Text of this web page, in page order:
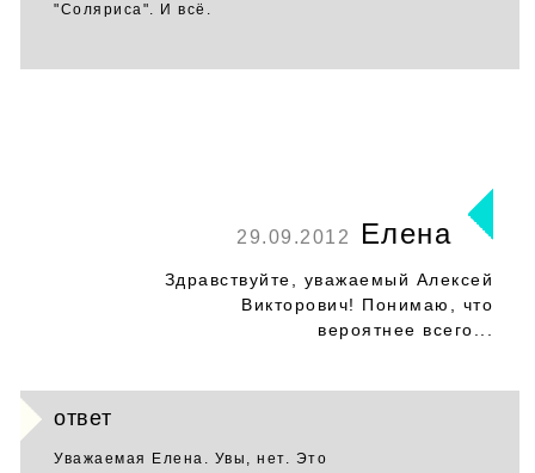
"Соляриса". И всё.
29.09.2012 Елена
Здравствуйте, уважаемый Алексей
Викторович! Понимаю, что
вероятнее всего...
ответ
Уважаемая Елена. Увы, нет. Это